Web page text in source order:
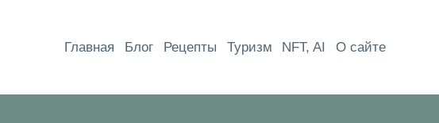
содержимомуГлавная Блог Рецепты Туризм NFT, AI О сайте